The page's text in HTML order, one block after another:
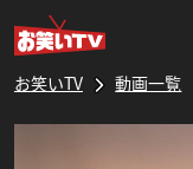
お笑いTV 動画一覧